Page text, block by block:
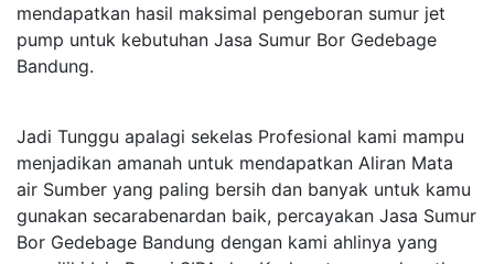
mendapatkan hasil maksimal pengeboran sumur jet
pump untuk kebutuhan Jasa Sumur Bor Gedebage
Bandung.
Jadi Tunggu apalagi sekelas Profesional kami mampu
menjadikan amanah untuk mendapatkan Aliran Mata
air Sumber yang paling bersih dan banyak untuk kamu
gunakan secarabenardan baik, percayakan Jasa Sumur
Bor Gedebage Bandung dengan kami ahlinya yang